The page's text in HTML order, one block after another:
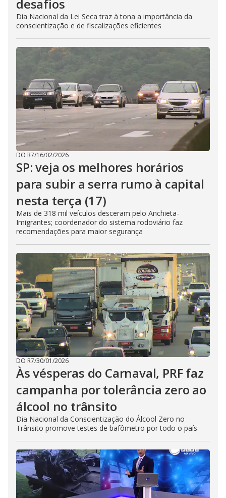
desafios
Dia Nacional da Lei Seca traz à tona a importância da
conscientização e de fiscalizações eficientes
DO R7/16/02/2026
SP: veja os melhores horários
para subir a serra rumo à capital
nesta terça (17)
Mais de 318 mil veículos desceram pelo Anchieta-
Imigrantes; coordenador do sistema rodoviário faz
recomendações para maior segurança
DO R7/30/01/2026
Às vésperas do Carnaval, PRF faz
campanha por tolerância zero ao
álcool no trânsito
Dia Nacional da Conscientização do Álcool Zero no
Trânsito promove testes de bafômetro por todo o país